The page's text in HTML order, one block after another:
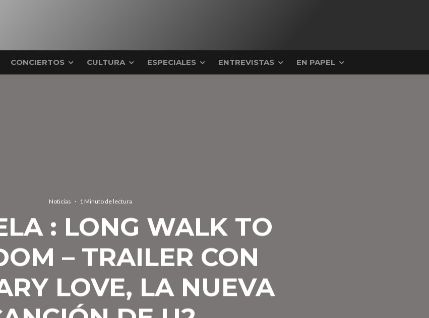
CONCIERTOS CULTURA ESPECIALES ENTREVISTAS EN PAPEL
Noticias · 1 Minuto de lectura
: LONG WALK TO
– TRAILER CON
LOVE, LA NUEVA